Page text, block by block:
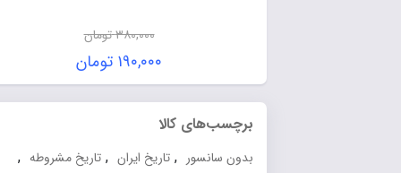
تومان
۱۹۰,۰۰۰ تومان
برچسب‌های کالا
بدون سانسور ,تاریخ ایران , تاریخ مشروطه ,